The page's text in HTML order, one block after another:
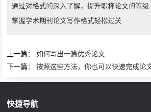
通过对格式的深入了解，提升职称论文的等级
掌握学术期刊论文写作格式轻松过关
上一篇：如何写出一篇优秀论文
下一篇：按照这些方法，你也可以快速完成论
快捷导航